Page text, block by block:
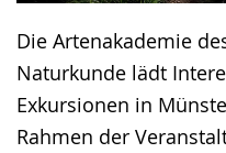
Die Artenakademie
Naturkunde lädt
Exkursionen in
Rahmen der